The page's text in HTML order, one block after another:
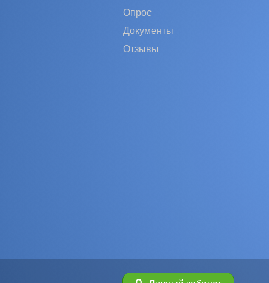
Опрос
Документы
Отзывы